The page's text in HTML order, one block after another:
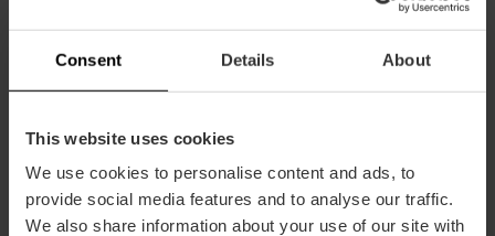
Consent Details About
This website uses cookies
We use cookies to personalise content and ads, to
provide social media features and to analyse our traffic.
We also share information about your use of our site with
Visita exclusiva: dirigida a grups d’1 a 20 persones.
Preu 60 €.
Descompte Valencia Tourist Card